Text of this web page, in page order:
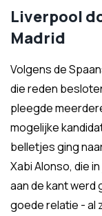
Liverpool
Madrid
Volgens de
die reden
pleegde
mogelijke
belletjes ging
Xabi Alonso, die
aan de kant werd
goede relatie - al